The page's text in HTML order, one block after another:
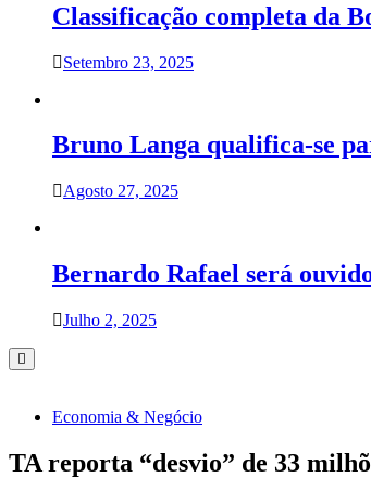
Classificação completa da
Setembro 23, 2025
Bruno Langa qualifica-se
Agosto 27, 2025
Bernardo Rafael será
Julho 2, 2025
Economia & Negócio
TA reporta “desvio” de 33